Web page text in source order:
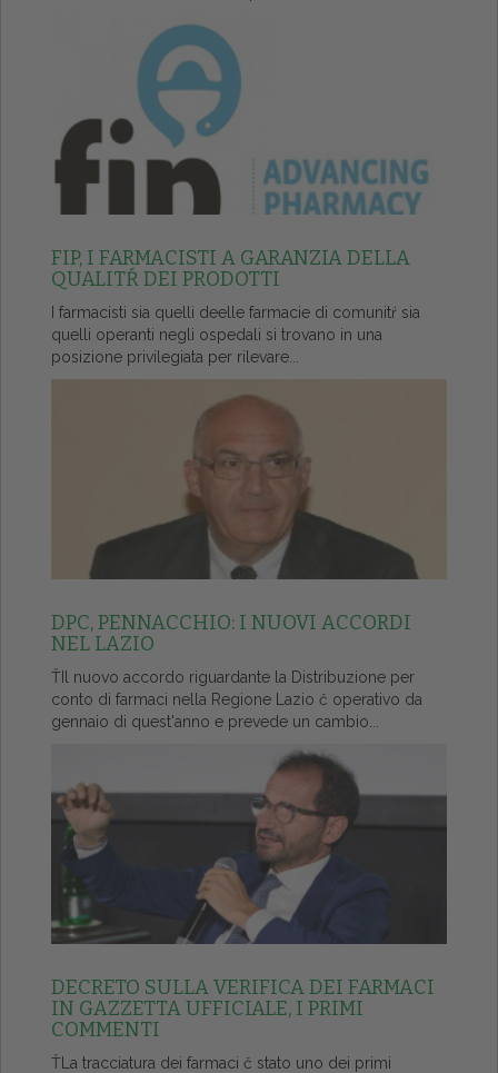
FIP, I FARMACISTI A GARANZIA DELLA
QUALITŔ DEI PRODOTTI
I farmacisti sia quelli deelle farmacie di comunitŕ sia
quelli operanti negli ospedali si trovano in una
posizione privilegiata per rilevare...
DPC, PENNACCHIO: I NUOVI ACCORDI
NEL LAZIO
ŤIl nuovo accordo riguardante la Distribuzione per
conto di farmaci nella Regione Lazio č operativo da
gennaio di quest'anno e prevede un cambio...
DECRETO SULLA VERIFICA DEI FARMACI
IN GAZZETTA UFFICIALE, I PRIMI
COMMENTI
ŤLa tracciatura dei farmaci č stato uno dei primi